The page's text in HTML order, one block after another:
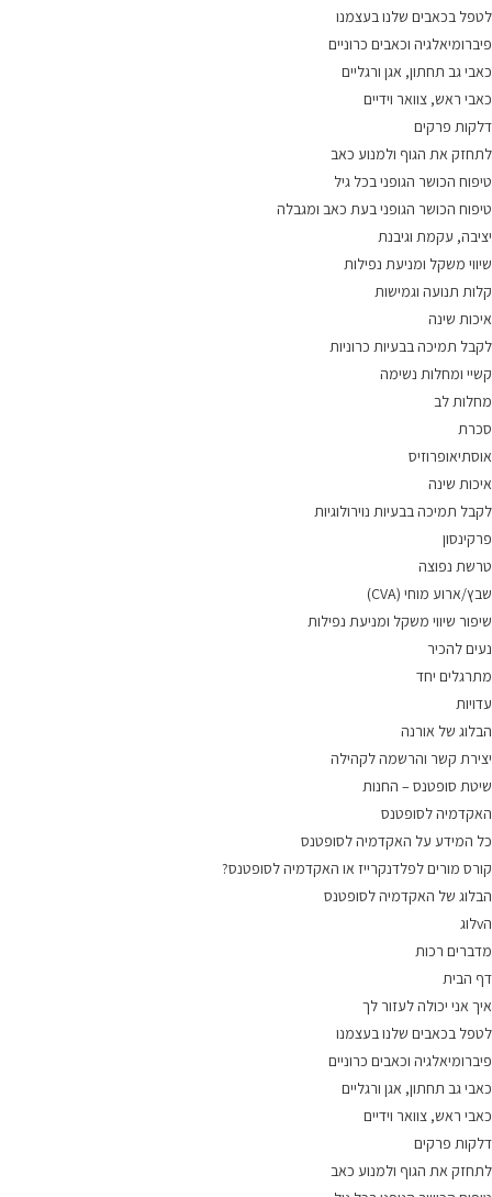
לטפל בכאבים שלנו בעצמנו
פיברומיאלגיה וכאבים כרוניים
כאבי גב תחתון, אגן ורגליים
כאבי ראש, צוואר וידיים
דלקות פרקים
לתחזק את הגוף ולמנוע כאב
טיפוח הכושר הגופני בכל גיל
טיפוח הכושר הגופני בעת כאב ומגבלה
יציבה, עקמת וגיבנת
שיווי משקל ומניעת נפילות
קלות תנועה וגמישות
איכות שינה
לקבל תמיכה בבעיות כרוניות
קשיי ומחלות נשימה
מחלות לב
סכרת
אוסתיאופרוזיס
איכות שינה
לקבל תמיכה בבעיות נוירולוגיות
פרקינסון
טרשת נפוצה
שבץ/ארוע מוחי (CVA)
שיפור שיווי משקל ומניעת נפילות
נעים להכיר
מתרגלים יחד
עדויות
הבלוג של אורנה
יצירת קשר והרשמה לקהילה
שיטת סופטנס – החנות
האקדמיה לסופטנס
כל המידע על האקדמיה לסופטנס
קורס מורים לפלדנקרייז או האקדמיה לסופטנס?
הבלוג של האקדמיה לסופטנס
הvלוג
מדברים רכות
דף הבית
איך אני יכולה לעזור לך
לטפל בכאבים שלנו בעצמנו
פיברומיאלגיה וכאבים כרוניים
כאבי גב תחתון, אגן ורגליים
כאבי ראש, צוואר וידיים
דלקות פרקים
לתחזק את הגוף ולמנוע כאב